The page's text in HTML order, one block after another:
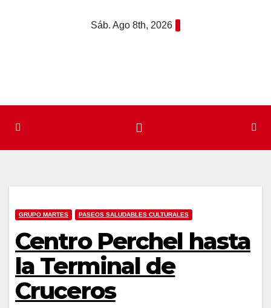
Sáb. Ago 8th, 2026
GRUPO MARTES PASEOS SALUDABLES CULTURALES
Centro Perchel hasta
la Terminal de
Cruceros